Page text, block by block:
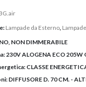
Lampade da Esterno
NO, NON DIMMERABILE
230V ALOGENA ECO 205W
CLASSE
DIFFUSORE D. 70 CM. -